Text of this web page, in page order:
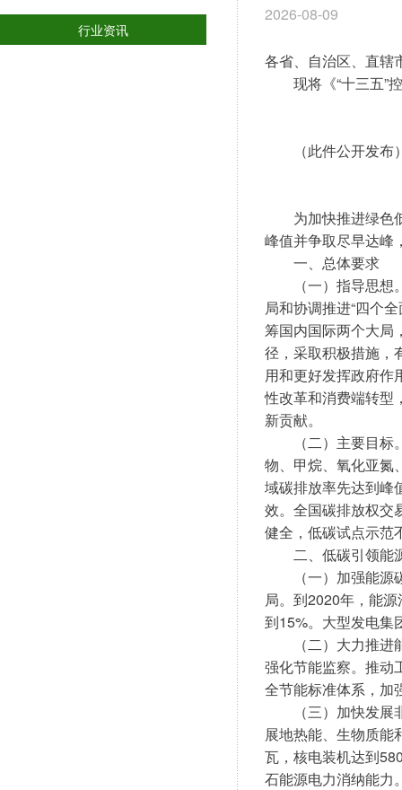
行业资讯
2026-08-09
各省、自治区、直辖
现将《“十三五”控
（此件公开发布
为加快推进绿色低
峰值并争取尽早达峰
一、总体要求
（一）指导思想。
局和协调推进“四个
筹国内国际两个大局
径，采取积极措施，
用和更好发挥政府作
性改革和消费端转型
新贡献。
（二）主要目标。
物、甲烷、氧化亚氮
域碳排放率先达到峰
效。全国碳排放权交
健全，低碳试点示范
二、低碳引领能
（一）加强能源碳
局。到2020年，能
到15%。大型发电集
（二）大力推进能
强化节能监察。推动
全节能标准体系，加
（三）加快发展非
展地热能、生物质能
瓦，核电装机达到
石能源电力消纳能力